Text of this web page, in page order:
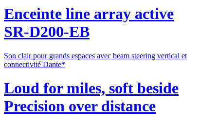
Enceinte line array active
SR‑D200‑EB
Son clair pour grands espaces avec beam steering vertical et
connectivité Dante*
Loud for miles, soft beside
Precision over distance